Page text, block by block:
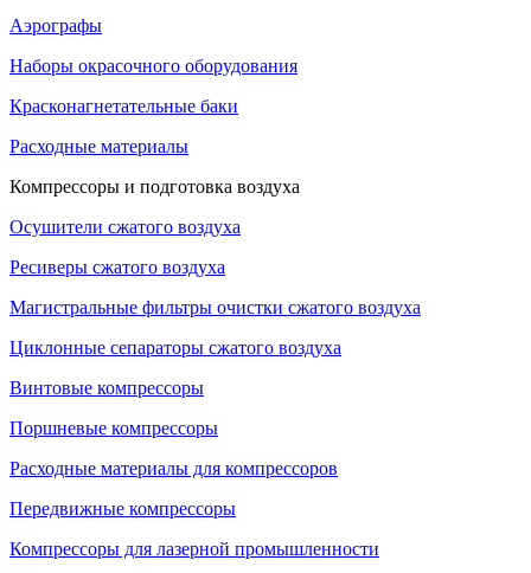
Аэрографы
Наборы окрасочного оборудования
Красконагнетательные баки
Расходные материалы
Компрессоры и подготовка воздуха
Осушители сжатого воздуха
Ресиверы сжатого воздуха
Магистральные фильтры очистки сжатого воздуха
Циклонные сепараторы сжатого воздуха
Винтовые компрессоры
Поршневые компрессоры
Расходные материалы для компрессоров
Передвижные компрессоры
Компрессоры для лазерной промышленности